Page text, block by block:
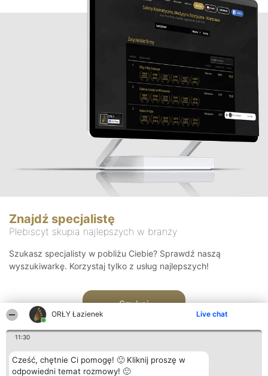
ORŁY Łazienek Live chat
11:30
Cześć, chętnie Ci pomogę! 🙂 Kliknij proszę w
odpowiedni temat rozmowy! 🙂
Znajdź specjalistę
Plebiscyt skupia najlepszych w branży
Szukasz specjalisty w pobliżu Ciebie? Sprawdź naszą
wyszukiwarkę. Korzystaj tylko z usług najlepszych!
Szukaj